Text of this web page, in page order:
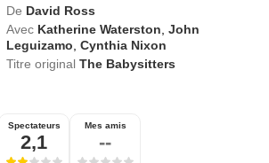
De David Ross
Avec Katherine Waterston ,John
Leguizamo ,Cynthia Nixon
Titre originalThe Babysitters
Spectateurs
2,1
Mes amis
--